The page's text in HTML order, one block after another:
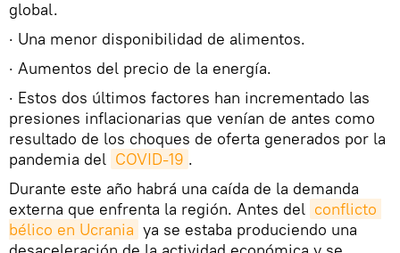
global.
· Una menor disponibilidad de alimentos.
· Aumentos del precio de la energía.
· Estos dos últimos factores han incrementado las
presiones inflacionarias que venían de antes como
resultado de los choques de oferta generados por la
pandemia del COVID-19 .
Durante este año habrá una caída de la demanda
externa que enfrenta la región. Antes del conflicto
bélico en Ucrania ya se estaba produciendo una